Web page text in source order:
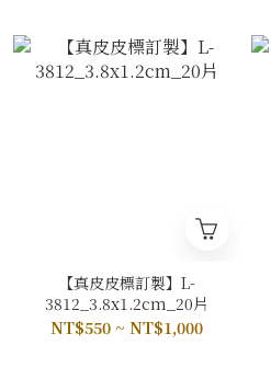
【真皮皮標訂製】L-
3812_3.8x1.2cm_20片
NT$550 ~ NT$1,000